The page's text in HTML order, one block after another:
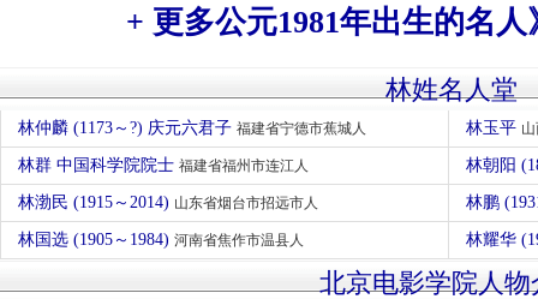
+ 更多公元1981年出生的名人
林姓名人堂
林仲麟 (1173～?) 庆元六君子 福建省宁德市蕉城人 林玉平
林群 中国科学院院士 福建省福州市连江人 林朝阳
林渤民 (1915～2014) 山东省烟台市招远市人 林鹏
林国选 (1905～1984) 河南省焦作市温县人 林耀华
北京电影学院人物